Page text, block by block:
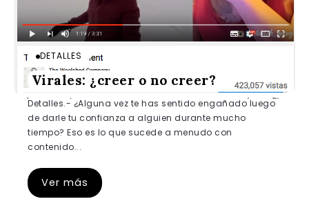
DETALLES
Virales: ¿creer o no creer?
Detalles.- ¿Alguna vez te has sentido engañado luego
de darle tu confianza a alguien durante mucho
tiempo? Eso es lo que sucede a menudo con
contenido...
Ver más